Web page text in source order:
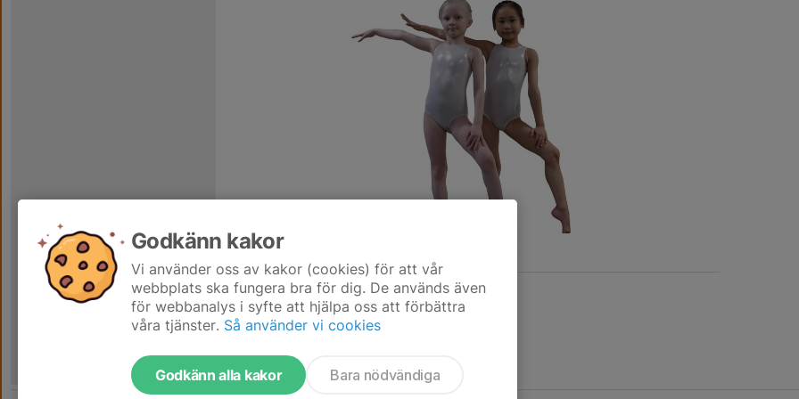
Godkänn kakor
Vi använder oss av kakor (cookies) för att vår
webbplats ska fungera bra för dig. De används även
för webbanalys i syfte att hjälpa oss att förbättra
våra tjänster. Så använder vi cookies
Godkänn alla kakor Bara nödvändiga